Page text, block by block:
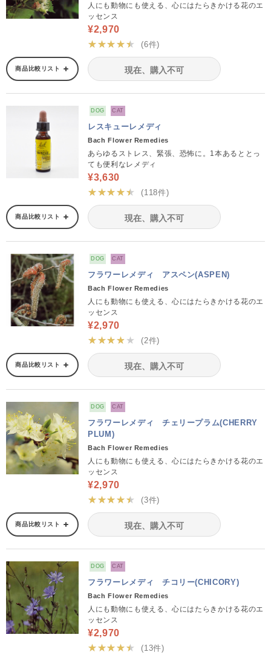
人にも動物にも使える、心にはたらきかける花のエ
ッセンス
¥2,970
★★★★★
(6件)
商品比較リスト 現在、購入不可
DOG CAT
レスキューレメディ
Bach Flower Remedies
あらゆるストレス、緊張、恐怖に。1本あるととっ
ても便利なレメディ
¥3,630
★★★★★
(118件)
商品比較リスト 現在、購入不可
DOG CAT
フラワーレメディ アスペン(ASPEN)
Bach Flower Remedies
人にも動物にも使える、心にはたらきかける花のエ
ッセンス
¥2,970
★★★★★
(2件)
商品比較リスト 現在、購入不可
DOG CAT
フラワーレメディ チェリープラム(CHERRY
PLUM)
Bach Flower Remedies
人にも動物にも使える、心にはたらきかける花のエ
ッセンス
¥2,970
★★★★★
(3件)
商品比較リスト 現在、購入不可
DOG CAT
フラワーレメディ チコリー(CHICORY)
Bach Flower Remedies
人にも動物にも使える、心にはたらきかける花のエ
ッセンス
¥2,970
★★★★★
(13件)